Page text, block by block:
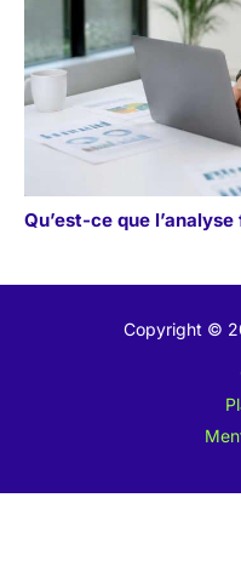
Qu’est-ce que
Copyright ©